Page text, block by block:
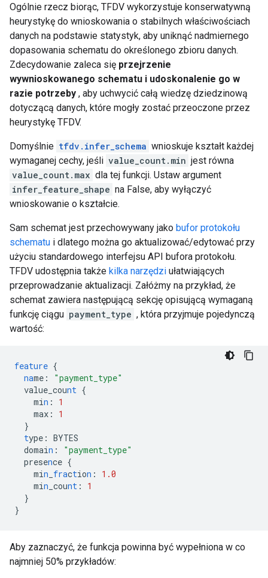
Ogólnie rzecz biorąc, TFDV wykorzystuje konserwatywną
heurystykę do wnioskowania o stabilnych właściwościach
danych na podstawie statystyk, aby uniknąć nadmiernego
dopasowania schematu do określonego zbioru danych.
Zdecydowanie zaleca się przejrzenie
wywnioskowanego schematu i udoskonalenie go w
razie potrzeby , aby uchwycić całą wiedzę dziedzinową
dotyczącą danych, które mogły zostać przeoczone przez
heurystykę TFDV.
Domyślnie tfdv.infer_schema wnioskuje kształt każdej
wymaganej cechy, jeśli value_count.min jest równa
value_count.max dla tej funkcji. Ustaw argument
infer_feature_shape na False, aby wyłączyć
wnioskowanie o kształcie.
Sam schemat jest przechowywany jako bufor protokołu
schematu i dlatego można go aktualizować/edytować przy
użyciu standardowego interfejsu API bufora protokołu.
TFDV udostępnia także kilka narzędzi ułatwiających
przeprowadzanie aktualizacji. Załóżmy na przykład, że
schemat zawiera następującą sekcję opisującą wymaganą
funkcję ciągu payment_type , która przyjmuje pojedynczą
wartość:
feature {
name :
"payment_type"
value_count {
min :
1
max :
1
}
type : BYTES
domain :
"payment_type"
presence {
min fraction :
1.0
min _count :
1
}
}
Aby zaznaczyć, że funkcja powinna być wypełniona w co
najmniej 50% przykładów: